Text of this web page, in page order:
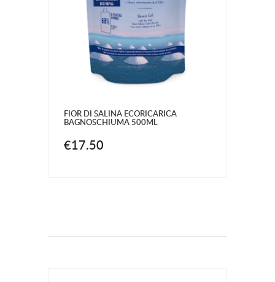
FIOR DI SALINA ECORICARICA
BAGNOSCHIUMA 500ML
€17.50